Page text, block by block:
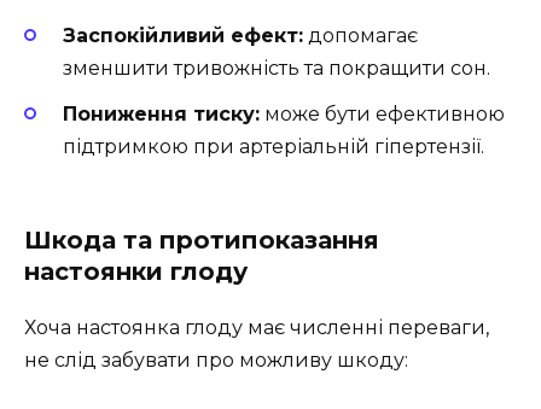
Заспокійливий ефект: допомагає
зменшити тривожність та покращити сон.
Пониження тиску: може бути ефективною
підтримкою при артеріальній гіпертензії.
Шкода та протипоказання
настоянки глоду
Хоча настоянка глоду має численні переваги,
не слід забувати про можливу шкоду: